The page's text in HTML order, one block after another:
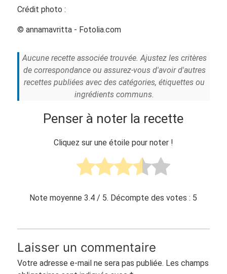
Crédit photo :
© annamavritta - Fotolia.com
Aucune recette associée trouvée. Ajustez les critères
de correspondance ou assurez-vous d'avoir d'autres
recettes publiées avec des catégories, étiquettes ou
ingrédients communs.
Penser à noter la recette
Cliquez sur une étoile pour noter !
Note moyenne3.4 / 5. Décompte des votes : 5
Laisser un commentaire
Votre adresse e-mail ne sera pas publiée. Les champs